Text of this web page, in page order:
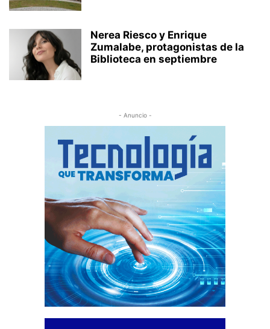
Nerea Riesco y Enrique
Zumalabe, protagonistas de la
Biblioteca en septiembre
- Anuncio -